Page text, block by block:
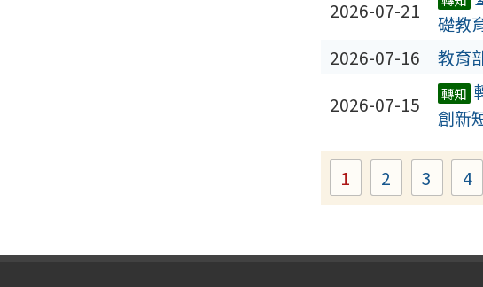
2026-07-21
礎教
2026-07-16 教育
2026-07-15 轉知
創新
Page
1 Page
2 Page
3 4